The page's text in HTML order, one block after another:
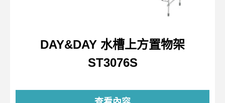
DAY&DAY 水槽上方置物架
ST3076S